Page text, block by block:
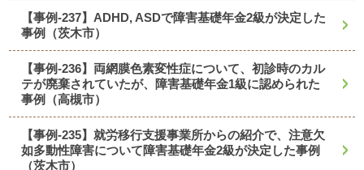
【事例-237】ADHD, ASDで障害基礎年金2級が決定した
事例（茨木市）
【事例-236】両網膜色素変性症について、初診時のカル
テが廃棄されていたが、障害基礎年金1級に認められた
事例（高槻市）
【事例-235】就労移行支援事業所からの紹介で、注意欠
如多動性障害について障害基礎年金2級が決定した事例
（茨木市）